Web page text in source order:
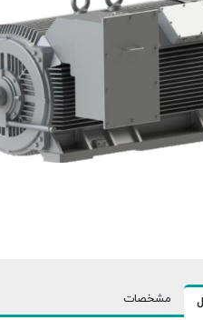
مشخصات